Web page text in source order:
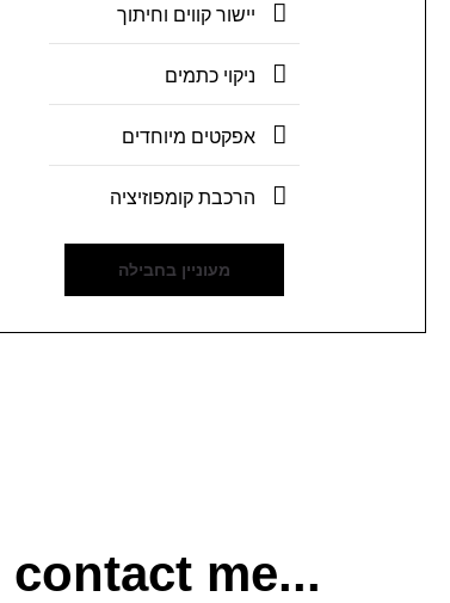
יישור קווים וחיתוך
ניקוי כתמים
אפקטים מיוחדים
הרכבת קומפוזיציה
מעוניין בחבילה
...For more details, contact me